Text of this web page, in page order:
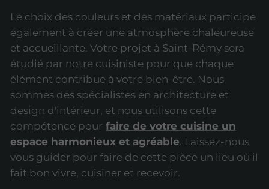
Le choix des couleurs et des matériaux participe
également à créer une atmosphère chaleureuse
et accueillante. Votre projet à Saint-Rémy sera
étudié par notre cuisiniste pour que chaque
élément contribue à votre bien-être. Nous
sommes des spécialistes en architecture et
design d'intérieur, et nous utilisons cette
compétence pour faire de votre cuisine un
espace harmonieux et agréable. Laissez-nous
vous guider pour faire de cette pièce un lieu où il
fait bon vivre, cuisiner et recevoir.